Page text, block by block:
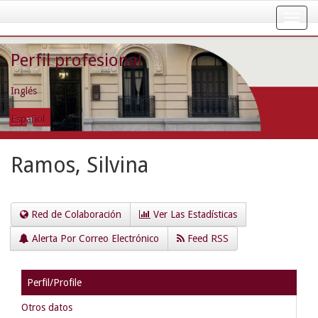
navigation
Perfil profesional
Inglés
Español
Ramos, Silvina
Red de Colaboración Ver Las Estadísticas
Alerta Por Correo Electrónico Feed RSS
Perfil/Profile
Otros datos